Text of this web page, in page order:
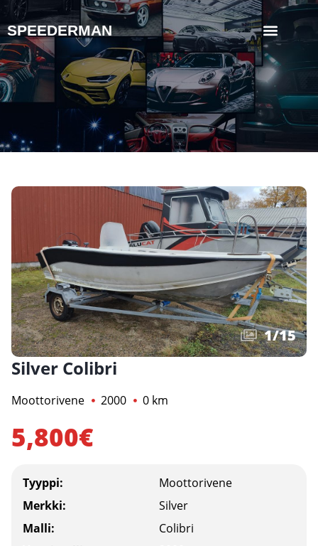
SPEEDERMAN
1/15
Silver Colibri
Moottorivene 2000 0 km
5,800€
Tyyppi:
Moottorivene
Merkki:
Silver
Malli:
Colibri